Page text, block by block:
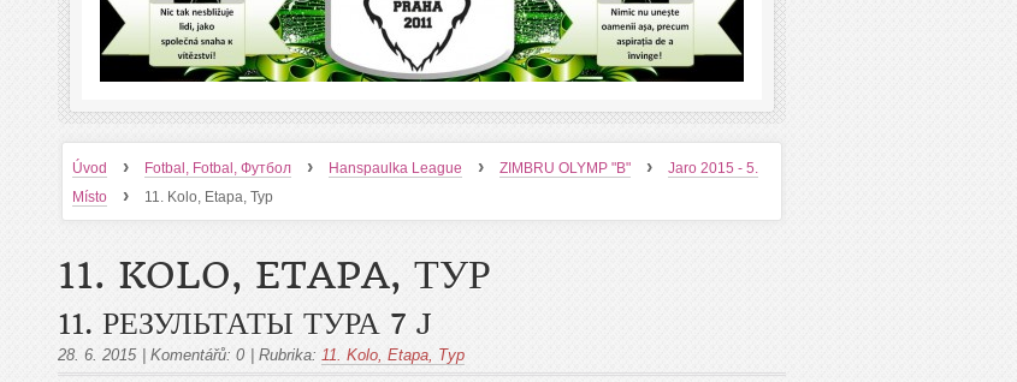
Úvod › Fotbal, Fotbal, Футбол › Hanspaulka League › ZIMBRU OLYMP "B" ›
Jaro 2015 - 5.
Místo
› 11. Kolo, Etapa, Тур
11. KOLO, ETAPA, ТУР
11. РЕЗУЛЬТАТЫ ТУРА 7 J
28. 6. 2015 Komentářů: 0 Rubrika: 11. Kolo, Etapa, Тур